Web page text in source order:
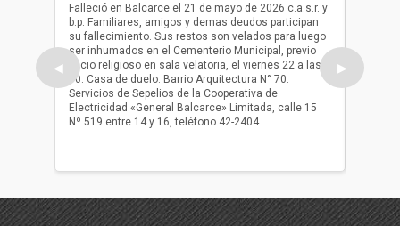
◀
Falleció en Balcarce el 21 de mayo de 2026 c.a.s.r. y
b.p. Familiares, amigos y demas deudos participan
su fallecimiento. Sus restos son velados para luego
ser inhumados en el Cementerio Municipal, previo
oficio religioso en sala velatoria, el viernes 22 a las
10. Casa de duelo: Barrio Arquitectura N° 70.
Servicios de Sepelios de la Cooperativa de
Electricidad «General Balcarce» Limitada, calle 15
Nº 519 entre 14 y 16, teléfono 42-2404.
ser
oficio
▶